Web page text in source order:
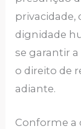
dignidade
se garantir
o direito de
adiante.
Conforme a